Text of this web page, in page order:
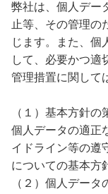
弊社は、個人デー
止等、その管理の
じます。また、個
して、必要かつ適
管理措置に関して
（１）基本方針の
個人データの適正
イドライン等の遵
についての基本方
（２）個人デー